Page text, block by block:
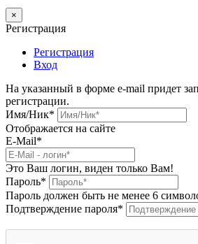
×
Регистрация
Регистрация
Вход
На указанный в форме e-mail придет
регистрации.
Имя/Ник*
Отображается на сайте
E-Mail*
Это Ваш логин, виден только Вам!
Пароль*
Пароль должен быть не менее 6
Подтверждение пароля*